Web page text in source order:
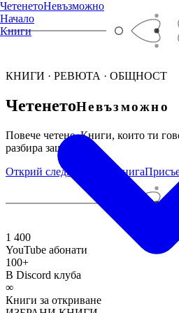
ЧетенетоНевъзможно
Начало
Книги
КНИГИ · РЕВЮТА · ОБЩНОСТ
ЧетенетоНевъзможно
Повече четене. Книги, които ти
разбира защо.
Открий следващата си книга
1 400
YouTube абонати
100+
В Discord клуба
∞
Книги за откриване